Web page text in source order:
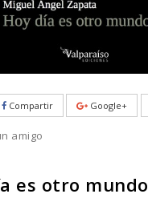
Compartir Google+
amigo
es otro mundo